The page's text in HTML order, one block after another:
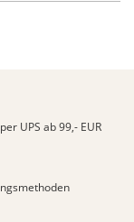
UPS ab 99,- EUR